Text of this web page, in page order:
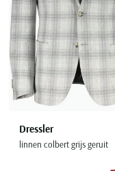
Dressler
linnen colbert grijs geruit